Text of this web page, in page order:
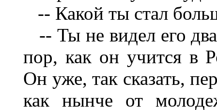
-- Какой ты стал
-- Ты не видел его
пор, как он учится в
Он уже, так сказать,
как нынче от